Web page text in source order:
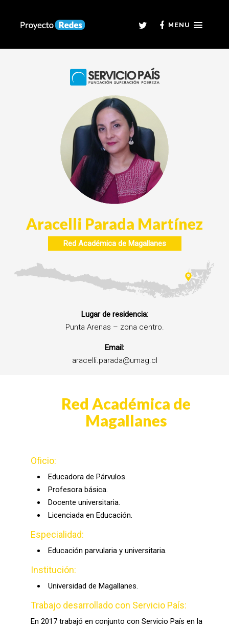
MENU
Aracelli Parada Martínez
Red Académica de Magallanes
Lugar de residencia:
Punta Arenas – zona centro.
Email:
aracelli.parada@umag.cl
Red Académica de
Magallanes
Oficio:
Educadora de Párvulos.
Profesora básica.
Docente universitaria.
Licenciada en Educación.
Especialidad:
Educación parvularia y universitaria.
Institución:
Universidad de Magallanes.
Trabajo desarrollado con Servicio País:
En 2017 trabajó en conjunto con Servicio País en la